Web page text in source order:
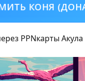
(ДОНАТ)
PPNкарты Акула